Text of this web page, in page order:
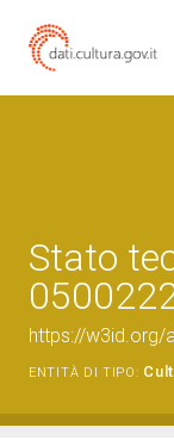
Stato
https://w3id.org/
ENTITÀ DI TIPO: